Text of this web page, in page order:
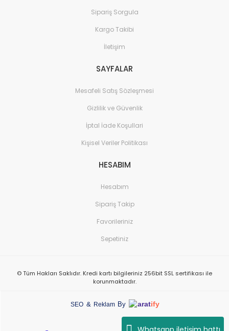
Sipariş Sorgula
Kargo Takibi
İletişim
SAYFALAR
Mesafeli Satış Sözleşmesi
Gizlilik ve Güvenlik
İptal İade Koşullari
Kişisel Veriler Politikası
HESABIM
Hesabım
Sipariş Takip
Favorileriniz
Sepetiniz
© Tüm Hakları Saklıdır. Kredi kartı bilgileriniz 256bit SSL sertifikası ile
korunmaktadır.
SEO & Reklam By aratify